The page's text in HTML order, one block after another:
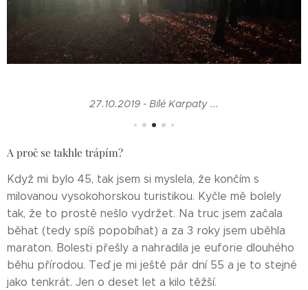
27.10.2019 - Bílé Karpaty ...
A proč se takhle trápím?
Když mi bylo 45, tak jsem si myslela, že končím s
milovanou vysokohorskou turistikou. Kyčle mě bolely
tak, že to prostě nešlo vydržet. Na truc jsem začala
běhat (tedy spíš popobíhat) a za 3 roky jsem uběhla
maraton. Bolesti přešly a nahradila je euforie dlouhého
běhu přírodou. Teď je mi ještě pár dní 55 a je to stejné
jako tenkrát. Jen o deset let a kilo těžší.